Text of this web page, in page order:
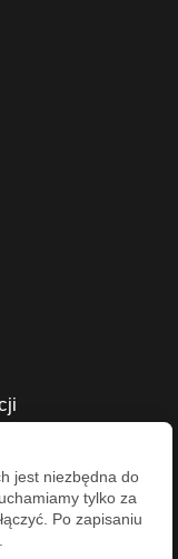
jest niezbędna do
tylko za
Po zapisaniu